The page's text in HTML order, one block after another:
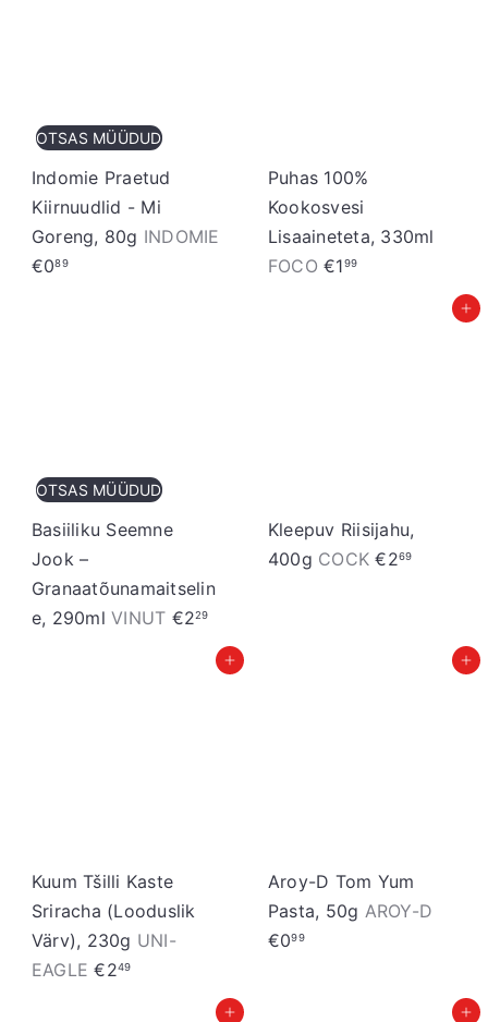
OTSAS MÜÜDUD
Indomie Praetud
Kiirnuudlid - Mi
Goreng, 80g INDOMIE
€089
Puhas 100%
Kookosvesi
Lisaaineteta, 330ml
FOCO€199
OTSAS MÜÜDUD
Basiiliku Seemne
Jook –
Granaatõunamaitselin
e, 290mlVINUT €229
Lisa ostukorvi
Kleepuv Riisijahu,
400g COCK€269
Lisa ostukorvi
Kuum Tšilli Kaste
Sriracha (Looduslik
Värv), 230g UNI-
EAGLE€249
Lisa ostukorvi
Aroy-D Tom Yum
Pasta, 50g AROY-D
€099
Lisa ostukorvi Lisa ostukorvi